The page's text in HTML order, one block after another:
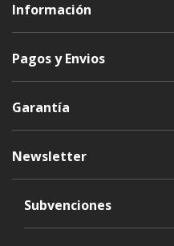
Información
Pagos y Envios
Garantía
Newsletter
Subvenciones